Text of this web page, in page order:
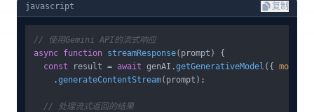
javascript 复制
// 使用Gemini API的流式响应
async function streamResponse( prompt ) {
const result = await genAI.getGenerativeModel ({ model
    .
generateContentStream(prompt);
// 处理流式返回的结果